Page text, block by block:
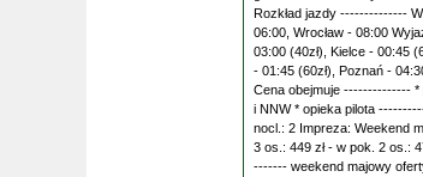
Rozkład jazdy --------------
06:00, Wrocław - 08:00
03:00 (40zł), Kielce - 00:45
- 01:45 (60zł), Poznań -
Cena obejmuje -------------- *
i NNW * opieka pilota
nocl.: 2 Impreza: Weekend
3 os.: 449 zł - w pok. 2 os.:
------- weekend majowy